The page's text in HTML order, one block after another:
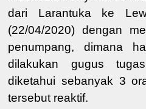
dari Larantuka ke
(22/04/2020) dengan
penumpang, dimana
dilakukan gugus
diketahui sebanyak 3
tersebut reaktif.